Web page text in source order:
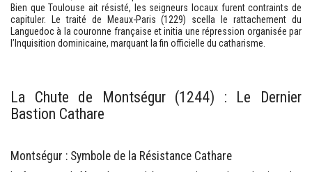
Bien que Toulouse ait résisté, les seigneurs locaux furent contraints de
capituler. Le traité de Meaux-Paris (1229) scella le rattachement du
Languedoc à la couronne française et initia une répression organisée par
l’Inquisition dominicaine, marquant la fin officielle du catharisme.
La Chute de Montségur (1244) : Le Dernier
Bastion Cathare
Montségur : Symbole de la Résistance Cathare